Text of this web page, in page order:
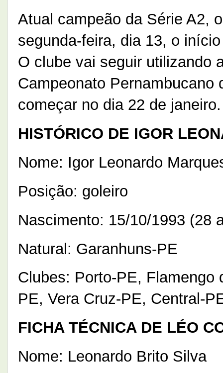
Atual campeão da Série A2,
segunda-feira, dia 13, o
O clube vai seguir utilizando
Campeonato Pernambucano
começar no dia 22 de janeiro.
HISTÓRICO DE IGOR
Nome: Igor Leonardo
Posição: goleiro
Nascimento: 15/10/1993 (28
Natural: Garanhuns-PE
Clubes: Porto-PE, Flamengo
PE, Vera Cruz-PE, Central-
FICHA TÉCNICA DE LÉO
Nome: Leonardo Brito Silva